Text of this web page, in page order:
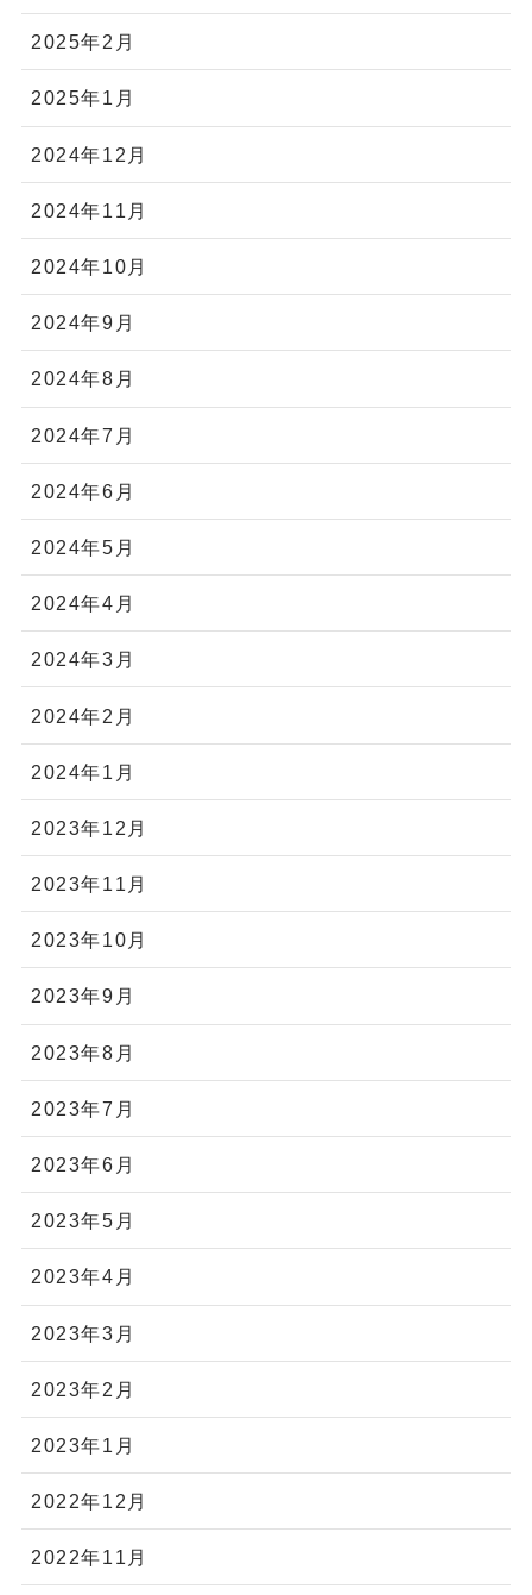
2025年2月
2025年1月
2024年12月
2024年11月
2024年10月
2024年9月
2024年8月
2024年7月
2024年6月
2024年5月
2024年4月
2024年3月
2024年2月
2024年1月
2023年12月
2023年11月
2023年10月
2023年9月
2023年8月
2023年7月
2023年6月
2023年5月
2023年4月
2023年3月
2023年2月
2023年1月
2022年12月
2022年11月